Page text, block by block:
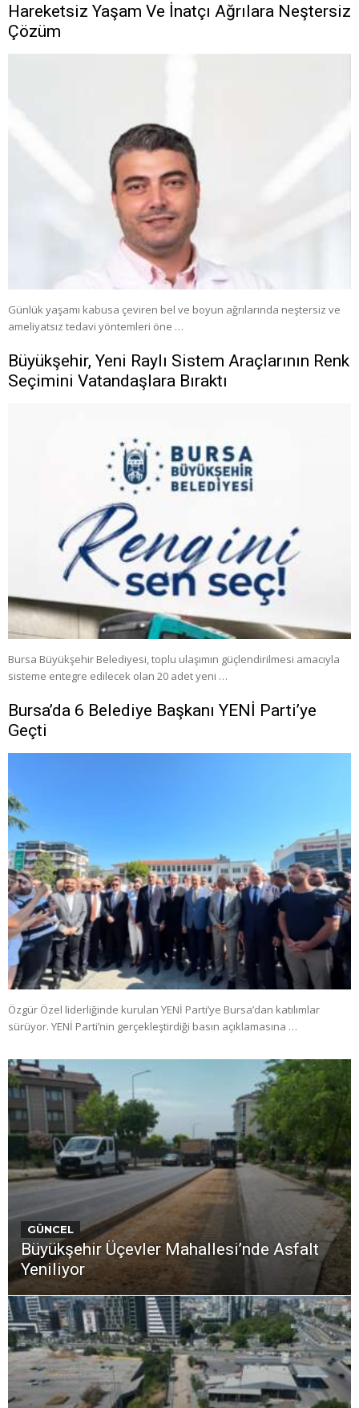
Hareketsiz Yaşam Ve İnatçı Ağrılara Neştersiz
Çözüm
Günlük yaşamı kabusa çeviren bel ve boyun ağrılarında neştersiz ve
ameliyatsız tedavi yöntemleri öne …
Büyükşehir, Yeni Raylı Sistem Araçlarının Renk
Seçimini Vatandaşlara Bıraktı
Bursa Büyükşehir Belediyesi, toplu ulaşımın güçlendirilmesi amacıyla
sisteme entegre edilecek olan 20 adet yeni …
Bursa’da 6 Belediye Başkanı YENİ Parti’ye
Geçti
Özgür Özel liderliğinde kurulan YENİ Parti’ye Bursa’dan katılımlar
sürüyor. YENİ Parti’nin gerçekleştirdiği basın açıklamasına …
GÜNCEL
Büyükşehir Üçevler Mahallesi’nde Asfalt
Yeniliyor